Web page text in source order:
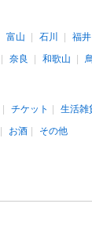
富山 石川 福井
奈良 和歌山
チケット 生活雑
お酒 その他